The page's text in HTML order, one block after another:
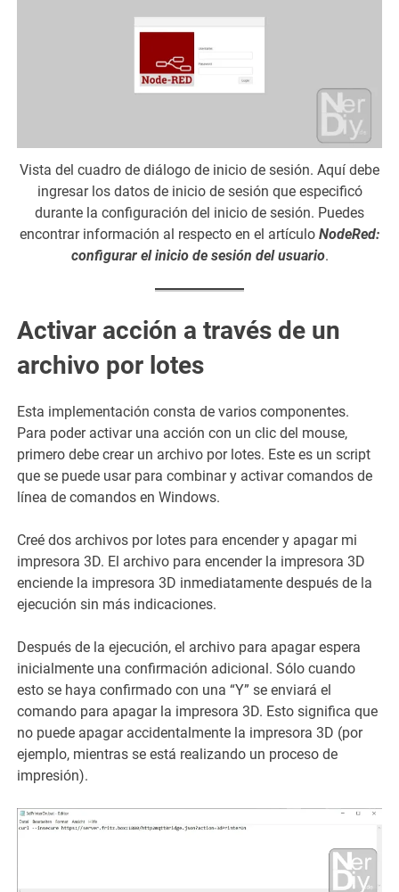
Vista del cuadro de diálogo de inicio de sesión. Aquí debe
ingresar los datos de inicio de sesión que especificó
durante la configuración del inicio de sesión. Puedes
encontrar información al respecto en el artículo NodeRed:
configurar el inicio de sesión del usuario.
Activar acción a través de un
archivo por lotes
Esta implementación consta de varios componentes.
Para poder activar una acción con un clic del mouse,
primero debe crear un archivo por lotes. Este es un script
que se puede usar para combinar y activar comandos de
línea de comandos en Windows.
Creé dos archivos por lotes para encender y apagar mi
impresora 3D. El archivo para encender la impresora 3D
enciende la impresora 3D inmediatamente después de la
ejecución sin más indicaciones.
Después de la ejecución, el archivo para apagar espera
inicialmente una confirmación adicional. Sólo cuando
esto se haya confirmado con una “Y” se enviará el
comando para apagar la impresora 3D. Esto significa que
no puede apagar accidentalmente la impresora 3D (por
ejemplo, mientras se está realizando un proceso de
impresión).